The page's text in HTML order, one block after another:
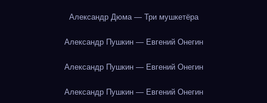
Александр Дюма — Три мушкетёра
Александр Пушкин — Евгений Онегин
Александр Пушкин — Евгений Онегин
Александр Пушкин — Евгений Онегин